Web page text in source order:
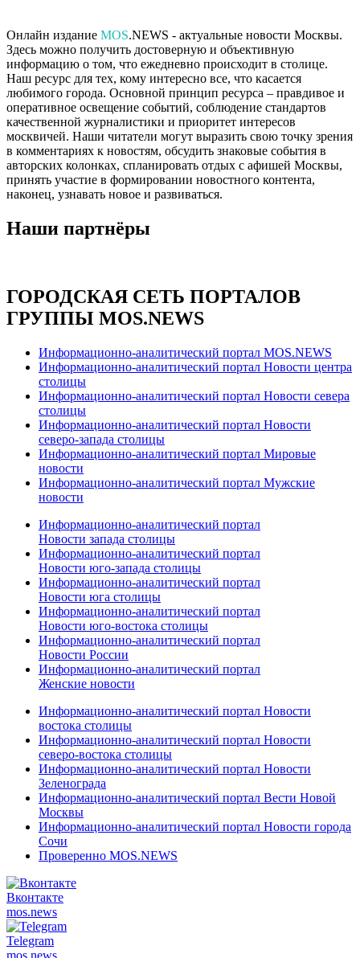
Онлайн издание MOS.NEWS - актуальные новости Москвы.
Здесь можно получить достоверную и объективную
информацию о том, что ежедневно происходит в столице.
Наш ресурс для тех, кому интересно все, что касается
любимого города. Основной принцип ресурса – правдивое и
оперативное освещение событий, соблюдение стандартов
качественной журналистики и приоритет интересов
москвичей. Наши читатели могут выразить свою точку зрения
в комментариях к новостям, обсудить знаковые события в
авторских колонках, спланировать отдых с афишей Москвы,
принять участие в формировании новостного контента,
наконец, узнавать новое и развиваться.
Наши партнёры
ГОРОДСКАЯ СЕТЬ ПОРТАЛОВ
ГРУППЫ MOS.NEWS
Информационно-аналитический портал MOS.NEWS
Информационно-аналитический портал Новости центра
столицы
Информационно-аналитический портал Новости севера
столицы
Информационно-аналитический портал Новости
северо-запада столицы
Информационно-аналитический портал Мировые
новости
Информационно-аналитический портал Мужские
новости
Информационно-аналитический портал
Новости запада столицы
Информационно-аналитический портал
Новости юго-запада столицы
Информационно-аналитический портал
Новости юга столицы
Информационно-аналитический портал
Новости юго-востока столицы
Информационно-аналитический портал
Новости России
Информационно-аналитический портал
Женские новости
Информационно-аналитический портал Новости
востока столицы
Информационно-аналитический портал Новости
северо-востока столицы
Информационно-аналитический портал Новости
Зеленограда
Информационно-аналитический портал Вести Новой
Москвы
Информационно-аналитический портал Новости города
Сочи
Проверенно MOS.NEWS
Вконтакте
mos.news
Telegram
mos. news